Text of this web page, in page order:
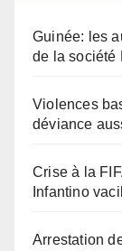
Guinée: les
de la société
Violences
déviance
Crise à la
Infantino
Arrestation